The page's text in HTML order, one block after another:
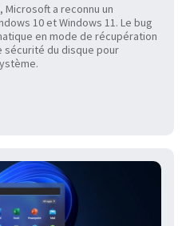
Microsoft a reconnu un
10 et Windows 11. Le bug
en mode de récupération
sécurité du disque pour